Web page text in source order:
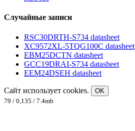
Случайные записи
RSC30DRTH-S734 datasheet
XC9572XL-5TQG100C datasheet
EBM25DCTN datasheet
GCC19DRAI-S734 datasheet
EEM24DSEH datasheet
Сайт использует cookies.
OK
79 / 0,135 / 7.4mb